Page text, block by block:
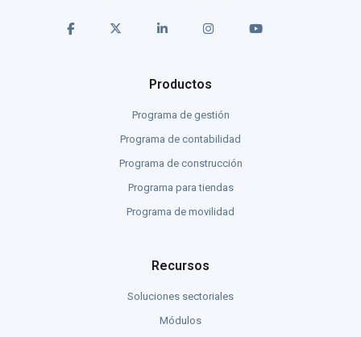
Productos
Programa de gestión
Programa de contabilidad
Programa de construcción
Programa para tiendas
Programa de movilidad
Recursos
Soluciones sectoriales
Módulos